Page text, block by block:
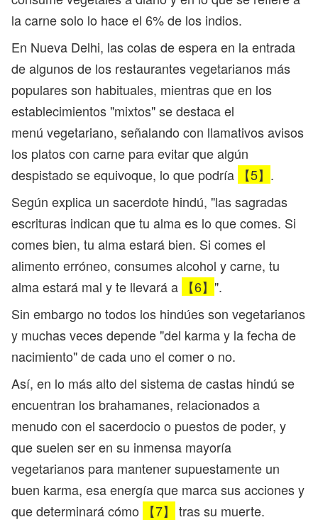
la carne solo lo hace el 6% de los indios.
En Nueva Delhi, las colas de espera en la entrada
de algunos de los restaurantes vegetarianos más
populares son habituales, mientras que en los
establecimientos "mixtos" se destaca el
menú vegetariano, señalando con llamativos avisos
los platos con carne para evitar que algún
despistado se equivoque, lo que podría
【5】 .
Según explica un sacerdote hindú, "las sagradas
escrituras indican que tu alma es lo que comes. Si
comes bien, tu alma estará bien. Si comes el
alimento erróneo, consumes alcohol y carne, tu
alma estará mal y te llevará a
【6】 ".
Sin embargo no todos los hindúes son vegetarianos
y muchas veces depende "del karma y la fecha de
nacimiento" de cada uno el comer o no.
Así, en lo más alto del sistema de castas hindú se
encuentran los brahamanes, relacionados a
menudo con el sacerdocio o puestos de poder, y
que suelen ser en su inmensa mayoría
vegetarianos para mantener supuestamente un
buen karma, esa energía que marca sus acciones y
que determinará cómo
【7】
tras su muerte.